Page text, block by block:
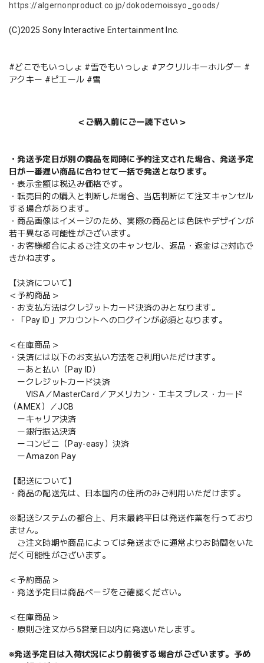
https://algernonproduct.co.jp/dokodemoissyo_goods/
(C)2025 Sony Interactive Entertainment Inc.
#どこでもいっしょ #雪でもいっしょ #アクリルキーホルダー #
アクキー #ピエール #雪
＜ご購入前にご一読下さい＞
・発送予定日が別の商品を同時に予約注文された場合、発送予定
日が一番遅い商品に合わせて一括で発送となります。
・表示金額は税込み価格です。
・転売目的の購入と判断した場合、当店判断にて注文キャンセル
する場合があります。
・商品画像はイメージのため、実際の商品とは色味やデザインが
若干異なる可能性がございます。
・お客様都合によるご注文のキャンセル、返品・返金はご対応で
きかねます。
【決済について】
＜予約商品＞
・お支払方法はクレジットカード決済のみとなります。
・「Pay ID」アカウントへのログインが必須となります。
＜在庫商品＞
・決済には以下のお支払い方法をご利用いただけます。
ーあと払い（Pay ID）
ークレジットカード決済
VISA／MasterCard／アメリカン・エキスプレス・カード
（AMEX）／JCB
ーキャリア決済
ー銀行振込決済
ーコンビニ（Pay-easy）決済
ーAmazon Pay
【配送について】
・商品の配送先は、日本国内の住所のみご利用いただけます。
※配送システムの都合上、月末最終平日は発送作業を行っており
ません。
ご注文時期や商品によっては発送までに通常よりお時間をいた
だく可能性がございます。
＜予約商品＞
・発送予定日は商品ページをご確認ください。
＜在庫商品＞
・原則ご注文から5営業日以内に発送いたします。
※発送予定日は入荷状況により前後する場合がございます。予め